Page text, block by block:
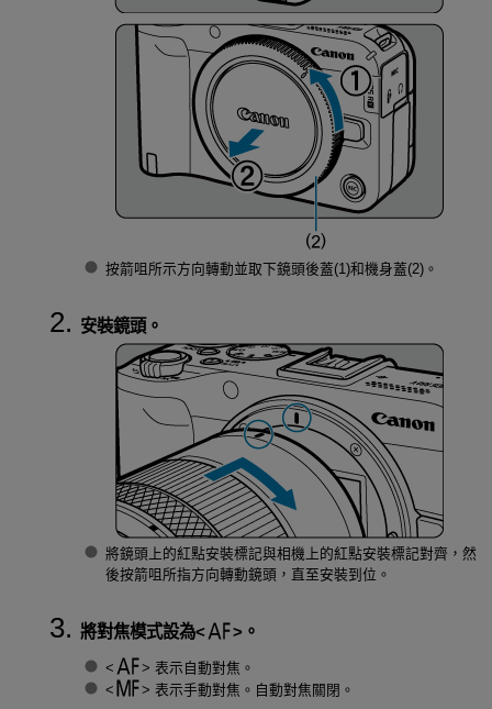
按箭咀所示方向轉動並取下鏡頭後蓋(1)和機身蓋(2)。
安裝鏡頭。
將鏡頭上的紅點安裝標記與相機上的紅點安裝標記對齊，然
後按箭咀所指方向轉動鏡頭，直至安裝到位。
將對焦模式設為 。
表示自動對焦。
表示手動對焦。自動對焦關閉。